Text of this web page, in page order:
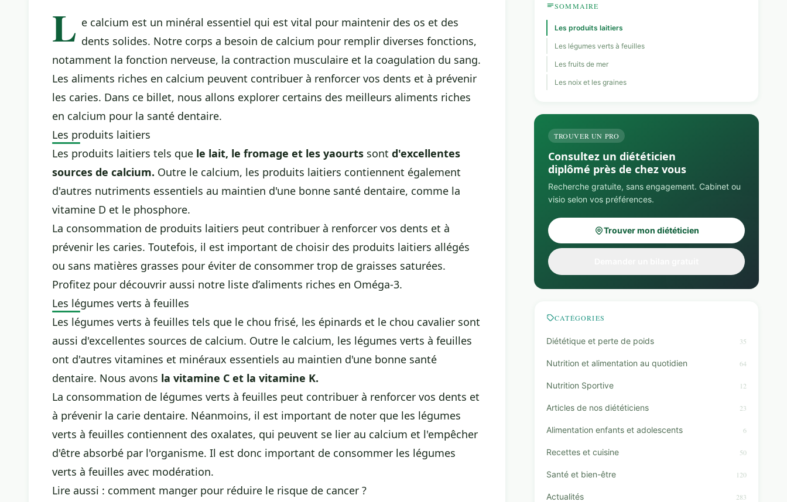
L e calcium est un minéral essentiel qui est vital pour maintenir des os et des
dents solides. Notre corps a besoin de calcium pour remplir diverses fonctions,
notamment la fonction nerveuse, la contraction musculaire et la coagulation du sang.
Les aliments riches en calcium peuvent contribuer à renforcer vos dents et à prévenir
les caries. Dans ce billet, nous allons explorer certains des meilleurs aliments riches
en calcium pour la santé dentaire.
Les produits laitiers
Les produits laitiers tels que le lait, le fromage et les yaourts sont d'excellentes
sources de calcium. Outre le calcium, les produits laitiers contiennent également
d'autres nutriments essentiels au maintien d'une bonne santé dentaire, comme la
vitamine D et le phosphore.
La consommation de produits laitiers peut contribuer à renforcer vos dents et à
prévenir les caries. Toutefois, il est important de choisir des produits laitiers allégés
ou sans matières grasses pour éviter de consommer trop de graisses saturées.
Profitez pour découvrir aussi notre liste d’aliments riches en Oméga-3.
Les légumes verts à feuilles
Les légumes verts à feuilles tels que le chou frisé, les épinards et le chou cavalier sont
aussi d'excellentes sources de calcium. Outre le calcium, les légumes verts à feuilles
ont d'autres vitamines et minéraux essentiels au maintien d'une bonne santé
dentaire. Nous avons la vitamine C et la vitamine K.
La consommation de légumes verts à feuilles peut contribuer à renforcer vos dents et
à prévenir la carie dentaire. Néanmoins, il est important de noter que les légumes
verts à feuilles contiennent des oxalates, qui peuvent se lier au calcium et l'empêcher
d'être absorbé par l'organisme. Il est donc important de consommer les légumes
verts à feuilles avec modération.
Lire aussi : comment manger pour réduire le risque de cancer ?
SOMMAIRE
Les produits laitiers
Les légumes verts à feuilles
Les fruits de mer
Les noix et les graines
TROUVER UN PRO
Consultez un diététicien
diplômé près de chez vous
Recherche gratuite, sans engagement. Cabinet ou
visio selon vos préférences.
Trouver mon diététicien
CATÉGORIES
Diététique et perte de poids 35
Nutrition et alimentation au quotidien 64
Nutrition Sportive 12
Articles de nos diététiciens 23
Alimentation enfants et adolescents 6
Recettes et cuisine 50
Santé et bien-être 120
Actualités 283